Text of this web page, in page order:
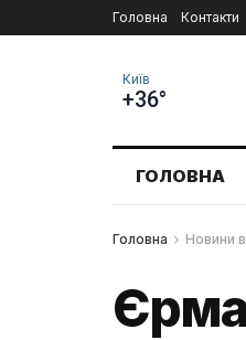
Головна Контакти
Київ
+36°
ГОЛОВНА
Головна Новини